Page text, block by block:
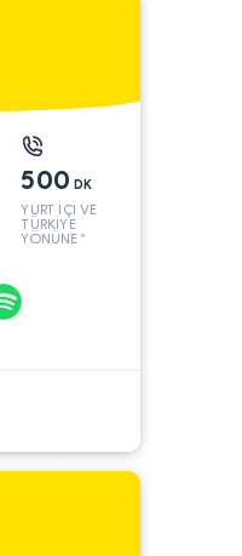
500 DK
YURT İÇİ VE
TÜRKİYE
YÖNÜNE*